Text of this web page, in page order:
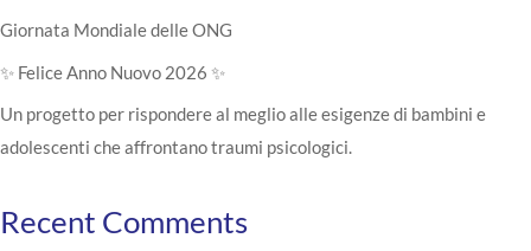
Giornata Mondiale delle ONG
✨ Felice Anno Nuovo 2026 ✨
Un progetto per rispondere al meglio alle esigenze di bambini e
adolescenti che affrontano traumi psicologici.
Recent Comments